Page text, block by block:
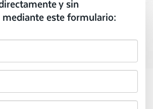
y sin
este formulario: